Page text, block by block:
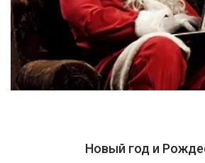
Новый год и